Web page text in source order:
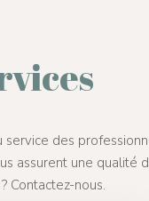
des
assurent une qualité
Contactez-nous.